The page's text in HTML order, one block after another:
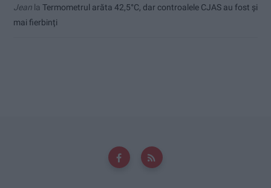
Jean la Termometrul arăta 42,5°C, dar controalele CJAS au fost și
mai fierbinți